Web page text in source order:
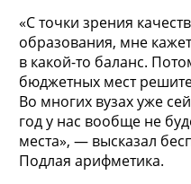
«С точки зрения
образования, мне
в какой-то баланс.
бюджетных мест
Во многих вузах уже
год у нас вообще не
места», — высказал
Подлая арифметика.